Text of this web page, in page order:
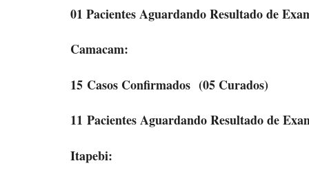
01 Pacientes Aguardando Resultado de
Camacam:
15 Casos Confirmados (05 Curados)
11 Pacientes Aguardando Resultado de
Itapebi: